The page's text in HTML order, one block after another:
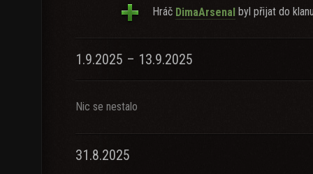
Hráč DimaArsenal byl přijat do
1.9.2025 – 13.9.2025
Nic se nestalo
31.8.2025